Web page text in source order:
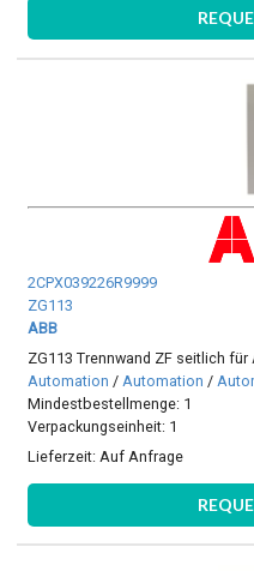
2CPX039226R9999
ZG113
ABB
ZG113 Trennwand ZF seitlich
Automation / Automation /
Mindestbestellmenge: 1
Verpackungseinheit: 1
Lieferzeit:Auf Anfrage